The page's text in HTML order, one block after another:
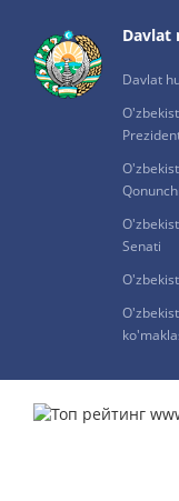
Davlat
Davlat
Senati